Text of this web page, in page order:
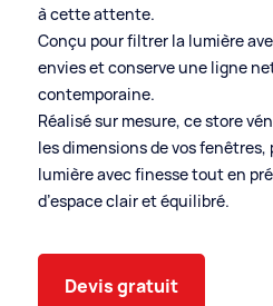
à cette attente.
Conçu pour filtrer la lumière
envies et conserve une ligne
contemporaine.
Réalisé sur mesure, ce store
les dimensions de vos
lumière avec finesse tout en
d’espace clair et équilibré.
Devis gratuit